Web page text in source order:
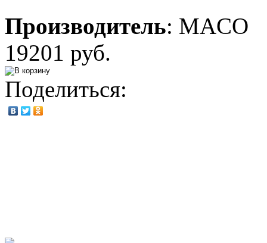
Производитель: MACO
19201 руб.
Поделиться: